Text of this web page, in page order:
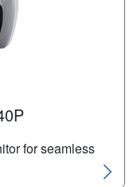
for seamless